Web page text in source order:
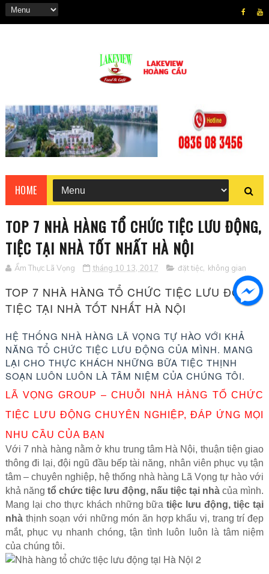
HOME
TOP 7 NHÀ HÀNG TỔ CHỨC TIỆC LƯU ĐỘNG,
TIỆC TẠI NHÀ TỐT NHẤT HÀ NỘI
Ẩm Thực Lã Vọng tháng 10 13, 2017 đặt tiệc, không gian
TOP 7 NHÀ HÀNG TỔ CHỨC TIỆC LƯU ĐỘNG,
TIỆC TẠI NHÀ TỐT NHẤT HÀ NỘI
HỆ THỐNG NHÀ HÀNG LÃ VỌNG TỰ HÀO VỚI KHẢ
NĂNG TỔ CHỨC TIỆC LƯU ĐỘNG CỦA MÌNH. MANG
LẠI CHO THỰC KHÁCH NHỮNG BỮA TIỆC THỊNH
SOẠN LUÔN LUÔN LÀ TÂM NIỆM CỦA CHÚNG TÔI.
LÃ VỌNG GROUP – CHUỖI NHÀ HÀNG TỔ CHỨC
TIỆC LƯU ĐỘNG CHUYÊN NGHIỆP, ĐÁP ỨNG MỌI
NHU CẦU CỦA BẠN
Với 7 nhà hàng nằm ở khu trung tâm Hà Nội, thuận tiện giao
thông đi lại, đội ngũ đầu bếp tài năng, nhân viên phục vụ tận
tâm – chuyên nghiệp, hệ thống nhà hàng Lã Vọng tự hào với
khả năng tổ chức tiệc lưu động, nấu tiệc tại nhà của mình.
Mang lại cho thực khách những bữatiệc lưu động, tiệc tại
nhàthịnh soạn với những món ăn hợp khẩu vị, trang trí đẹp
mắt, phục vụ nhanh chóng, tận tình luôn luôn là tâm niệm
của chúng tôi.